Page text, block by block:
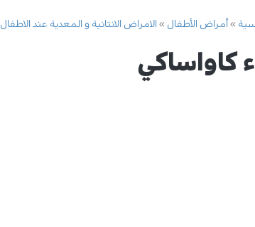
أمراض الأطفال الامراض الانتانية و المعدية عند الاطفال
كاواساكي